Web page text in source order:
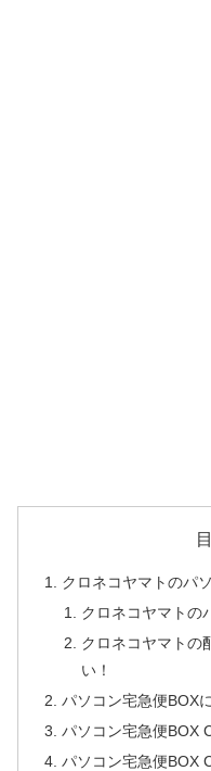
クロネコヤマトのパ
クロネコヤマトの
クロネコヤマトの
い！
パソコン宅急便BOX
パソコン宅急便BOX
パソコン宅急便BOX